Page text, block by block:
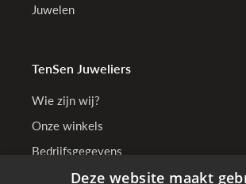
Juwelen
TenSen Juweliers
Wie zijn wij?
Onze winkels
Bedrijfsgegevens
Deze website maakt